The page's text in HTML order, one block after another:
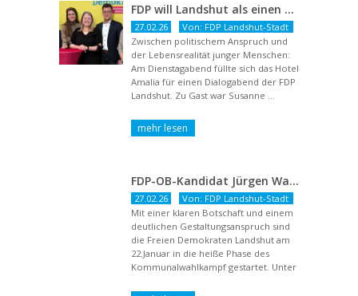
FDP will Landshut als einen echten Chancenort gestalten
27.02.26
Von: FDP Landshut-Stadt
Zwischen politischem Anspruch und
der Lebensrealität junger Menschen:
Am Dienstagabend füllte sich das Hotel
Amalia für einen Dialogabend der FDP
Landshut. Zu Gast war Susanne ...
FDP-OB-Kandidat Jürgen Wachter: „Politik auf Pump ist unsozial“
27.02.26
Von: FDP Landshut-Stadt
Mit einer klaren Botschaft und einem
deutlichen Gestaltungsanspruch sind
die Freien Demokraten Landshut am
22.Januar in die heiße Phase des
Kommunalwahlkampf gestartet. Unter